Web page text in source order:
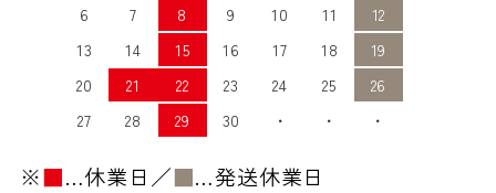
6
7 8 9 10 11
12
13
14 15 16 17 18
19
20
21 22 23 24 25
26
27
28 29 30 ・ ・ ・
※■…休業日／■…発送休業日